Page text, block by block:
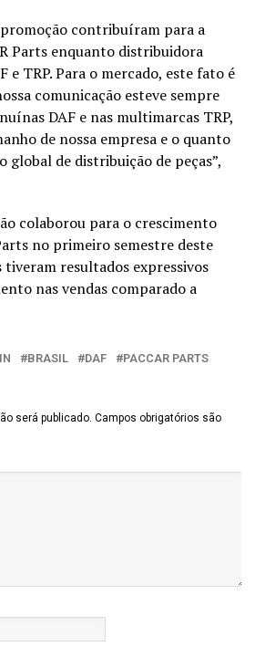
promoção contribuíram para a
Parts enquanto distribuidora
e TRP. Para o mercado, este fato é
comunicação esteve sempre
DAF e nas multimarcas TRP,
de nossa empresa e o quanto
global de distribuição de peças”,
colaborou para o crescimento
no primeiro semestre deste
resultados expressivos
nas vendas comparado a
BRASIL DAF
PACCAR PARTS
será publicado. Campos obrigatórios são